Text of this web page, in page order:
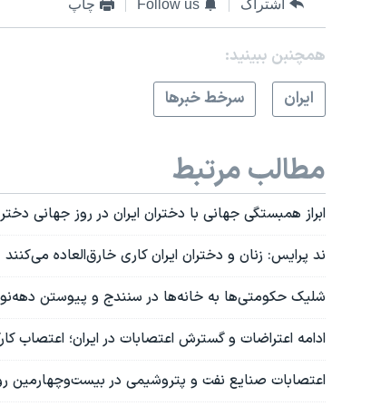
اشتراک Follow us چاپ
همچنبن ببینید:
ايران
سرخط خبرها
مطالب مرتبط
ابراز همبستگی جهانی با دختران ایران در روز جهانی دختر
ند پرایس: زنان و دختران ایران کاری خارق‌العاده می‌کنند
شلیک حکومتی‌ها به خانه‌ها در سنندج و پیوستن
ادامه اعتراضات و گسترش اعتصابات در ایران؛ اعتصاب
اعتصابات صنایع نفت و پتروشیمی در بیست‌وچهارمین